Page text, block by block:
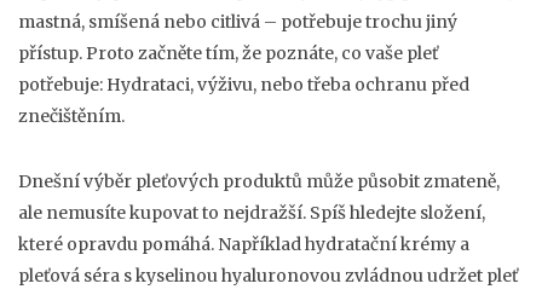
mastná, smíšená nebo citlivá – potřebuje trochu jiný
přístup. Proto začněte tím, že poznáte, co vaše pleť
potřebuje: Hydrataci, výživu, nebo třeba ochranu před
znečištěním.
Dnešní výběr pleťových produktů může působit zmateně,
ale nemusíte kupovat to nejdražší. Spíš hledejte složení,
které opravdu pomáhá. Například hydratační krémy a
pleťová séra s kyselinou hyaluronovou zvládnou udržet pleť